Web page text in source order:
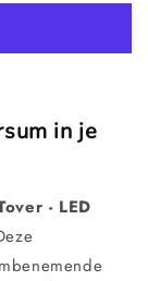
in je
- LED